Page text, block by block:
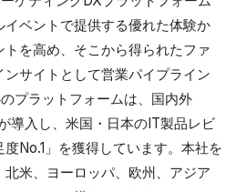
ベントで提供する優れた体験か
を高め、そこから得られたファ
サイトとして営業パイプライン
プラットフォームは、国内外
導入し、米国・日本のIT製品レビ
No.1」を獲得しています。本社を
米、ヨーロッパ、欧州、アジア